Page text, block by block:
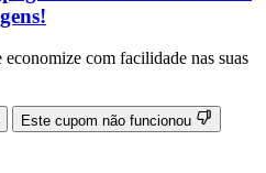
com facilidade nas suas
Este cupom não funcionou